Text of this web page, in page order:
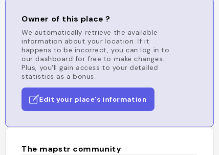
Owner of this place ?
We automatically retrieve the available
information about your location. If it
happens to be incorrect, you can log in to
our dashboard for free to make changes.
Plus, you'll gain access to your detailed
statistics as a bonus.
Edit your place's information
The mapstr community